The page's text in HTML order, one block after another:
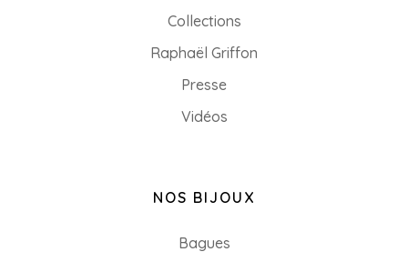
Collections
Raphaël Griffon
Presse
Vidéos
NOS BIJOUX
Bagues